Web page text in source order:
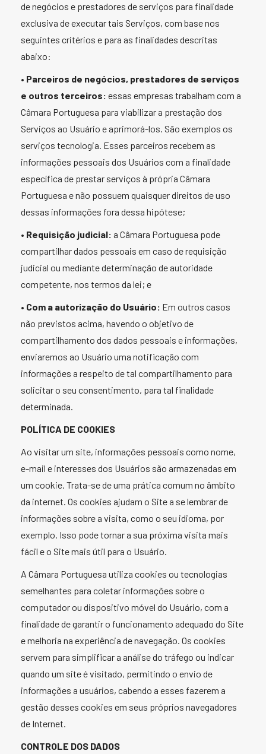
de negócios e prestadores de serviços para finalidade
exclusiva de executar tais Serviços, com base nos
seguintes critérios e para as finalidades descritas
abaixo:
• Parceiros de negócios, prestadores de serviços
e outros terceiros: essas empresas trabalham com a
Câmara Portuguesa para viabilizar a prestação dos
Serviços ao Usuário e aprimorá-los. São exemplos os
serviços tecnologia. Esses parceiros recebem as
informações pessoais dos Usuários com a finalidade
específica de prestar serviços à própria Câmara
Portuguesa e não possuem quaisquer direitos de uso
dessas informações fora dessa hipótese;
• Requisição judicial: a Câmara Portuguesa pode
compartilhar dados pessoais em caso de requisição
judicial ou mediante determinação de autoridade
competente, nos termos da lei; e
• Com a autorização do Usuário: Em outros casos
não previstos acima, havendo o objetivo de
compartilhamento dos dados pessoais e informações,
enviaremos ao Usuário uma notificação com
informações a respeito de tal compartilhamento para
solicitar o seu consentimento, para tal finalidade
determinada.
POLÍTICA DE COOKIES
Ao visitar um site, informações pessoais como nome,
e-mail e interesses dos Usuários são armazenadas em
um cookie. Trata-se de uma prática comum no âmbito
da internet. Os cookies ajudam o Site a se lembrar de
informações sobre a visita, como o seu idioma, por
exemplo. Isso pode tornar a sua próxima visita mais
fácil e o Site mais útil para o Usuário.
A Câmara Portuguesa utiliza cookies ou tecnologias
semelhantes para coletar informações sobre o
computador ou dispositivo móvel do Usuário, com a
finalidade de garantir o funcionamento adequado do Site
e melhoria na experiência de navegação. Os cookies
servem para simplificar a análise do tráfego ou indicar
quando um site é visitado, permitindo o envio de
informações a usuários, cabendo a esses fazerem a
gestão desses cookies em seus próprios navegadores
de Internet.
CONTROLE DOS DADOS